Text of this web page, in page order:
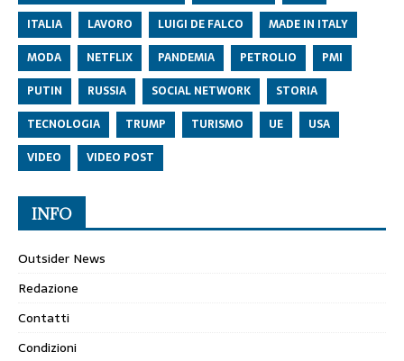
ITALIA LAVORO LUIGI DE FALCO
MADE IN ITALY
MODA
NETFLIX PANDEMIA PETROLIO
PMI
PUTIN
RUSSIA SOCIAL NETWORK
STORIA
TECNOLOGIA
TRUMP TURISMO UE
USA
VIDEO
VIDEO POST
INFO
Outsider News
Redazione
Contatti
Condizioni